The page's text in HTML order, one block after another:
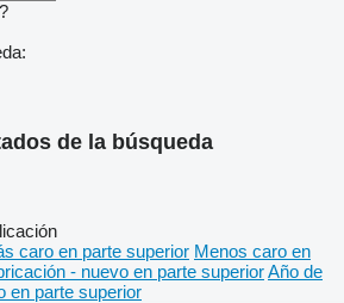
de la búsqueda
caro en parte superior Menos caro en
- nuevo en parte superiorAño de
en parte superior